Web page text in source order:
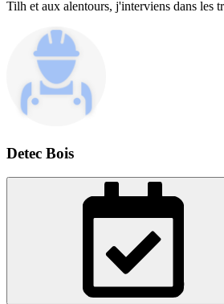
Tilh et aux alentours, j'interviens dans les
Detec Bois